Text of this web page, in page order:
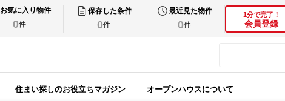
お気に入り物件
0件
保存した条件
0件
最近見た物件
0件
1分で完了！
会員登録
住まい探しのお役立ちマガジン オープンハウスについて